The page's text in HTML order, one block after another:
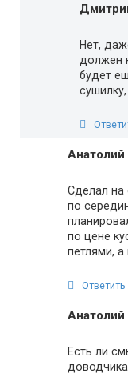
Нет,
должен
будет
Анатолий
Сделал на
по
по цене
петлями,
Ответить
Анатолий
Есть ли